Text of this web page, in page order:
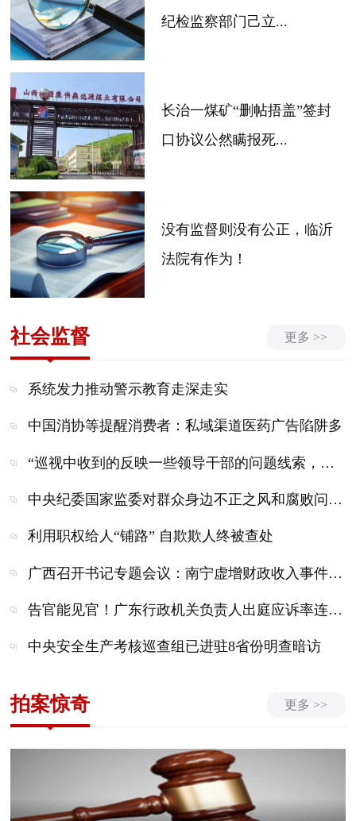
纪检监察部门己立...
长治一煤矿“删帖捂盖”签封
口协议公然瞒报死...
没有监督则没有公正，临沂
法院有作为！
社会监督 更多 >>
系统发力推动警示教育走深走实
中国消协等提醒消费者：私域渠道医药广告陷阱多
“巡视中收到的反映一些领导干部的问题线索，已转中央纪委国家监委驻国务院国资委纪检监察组等有关方面处理”
中央纪委国家监委对群众身边不正之风和腐败问题集中整治工作再调度
利用职权给人“铺路” 自欺欺人终被查处
广西召开书记专题会议：南宁虚增财政收入事件性质极其恶劣、教训极为深刻
告官能见官！广东行政机关负责人出庭应诉率连续超过99%
中央安全生产考核巡查组已进驻8省份明查暗访
拍案惊奇 更多 >>